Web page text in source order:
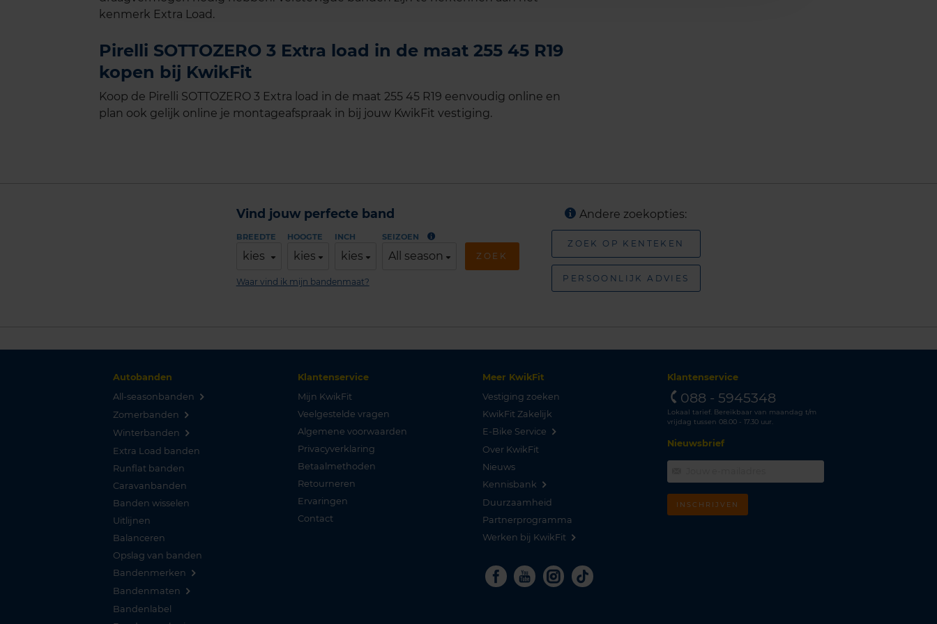
kenmerk Extra Load.
Pirelli SOTTOZERO 3 Extra load in de maat 255 45 R19
kopen bij KwikFit
Koop de Pirelli SOTTOZERO 3 Extra load in de maat 255 45 R19 eenvoudig online en
plan ook gelijk online je montageafspraak in bij jouw KwikFit vestiging.
Vind jouw perfecte band
BREEDTE
kies
HOOGTE
kies
INCH
kies
SEIZOEN
All season ZOEK
Waar vind ik mijn bandenmaat?
Andere zoekopties:
ZOEK OP KENTEKEN
PERSOONLIJK ADVIES
Autobanden
All-seasonbanden
Zomerbanden
Winterbanden
Extra Load banden
Runflat banden
Caravanbanden
Banden wisselen
Uitlijnen
Balanceren
Opslag van banden
Bandenmerken
Bandenmaten
Bandenlabel
Klantenservice
Mijn KwikFit
Veelgestelde vragen
Algemene voorwaarden
Privacyverklaring
Betaalmethoden
Retourneren
Ervaringen
Contact
Meer KwikFit
Vestiging zoeken
KwikFit Zakelijk
E-Bike Service
Over KwikFit
Nieuws
Kennisbank
Duurzaamheid
Partnerprogramma
Werken bij KwikFit
Facebook
YoutubeInstagram
Tiktok
Klantenservice
088 - 5945348
Lokaal tarief. Bereikbaar van maandag t/m
vrijdag tussen 08.00 - 17.30 uur.
Nieuwsbrief
INSCHRIJVEN